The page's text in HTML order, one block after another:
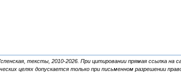
тексты, 2010-2026. При цитировании прямая ссылка на
целях допускается только при письменном разрешении